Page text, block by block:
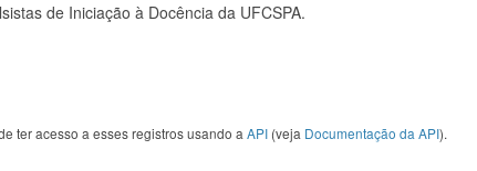
de Iniciação à Docência da UFCSPA.
ter acesso a esses registros usando a API (veja Documentação da API).